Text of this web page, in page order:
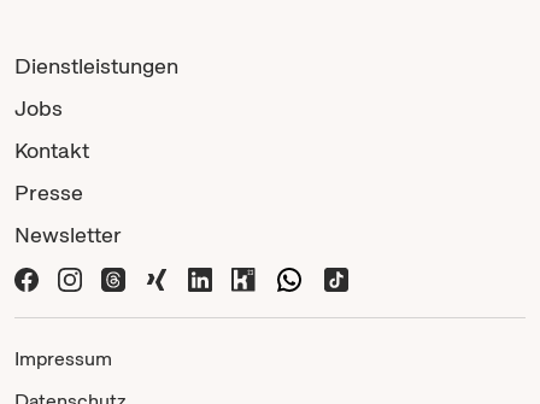
Dienstleistungen
Jobs
Kontakt
Presse
Newsletter
Impressum